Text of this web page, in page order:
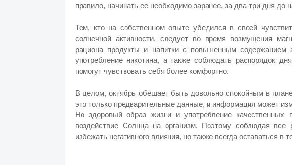
правило, начинать ее необходимо заранее, за два-три дня до
Тем, кто на собственном опыте убедился в своей
солнечной активности, следует во время возмущения
рациона продукты и напитки с повышенным содержанием
употребление никотина, а также соблюдать распорядок
помогут чувствовать себя более комфортно.
В целом, октябрь обещает быть довольно спокойным в
это только предварительные данные, и информация может
Но здоровый образ жизни и употребление качественных
воздействие Солнца на организм. Поэтому соблюдая все
избежать негативного влияния, но также всегда оставаться в